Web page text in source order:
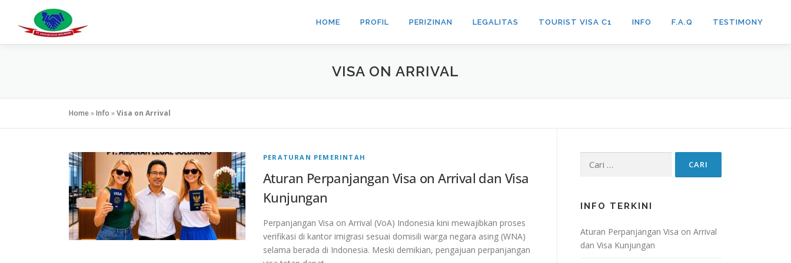
konten
HOME PROFIL PERIZINAN LEGALITAS TOURIST VISA C1 INFO F.A.Q TESTIMONY
VISA ON ARRIVAL
Home»Info »Visa on Arrival
PERATURAN PEMERINTAH
Aturan Perpanjangan Visa on Arrival dan Visa
Kunjungan
Perpanjangan Visa on Arrival (VoA) Indonesia kini mewajibkan proses
verifikasi di kantor imigrasi sesuai domisili warga negara asing (WNA)
selama berada di Indonesia. Meski demikian, pengajuan perpanjangan
untuk:
INFO TERKINI
Aturan Perpanjangan Visa on Arrival
dan Visa Kunjungan